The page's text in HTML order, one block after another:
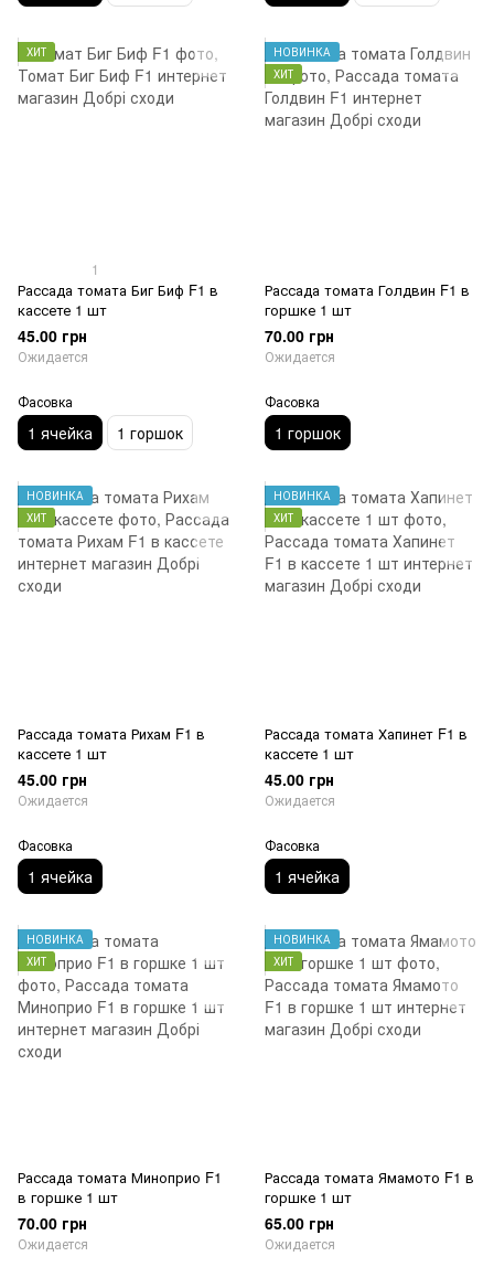
ХИТ
1
Рассада томата Биг Биф F1 в
кассете 1 шт
45.00 грн
Ожидается
Фасовка
1 ячейка 1 горшок
НОВИНКА
ХИТ
Рассада томата Голдвин F1 в
горшке 1 шт
70.00 грн
Ожидается
Фасовка
1 горшок
НОВИНКА
ХИТ
Рассада томата Рихам F1 в
кассете 1 шт
45.00 грн
Ожидается
Фасовка
1 ячейка
НОВИНКА
ХИТ
Рассада томата Хапинет F1 в
кассете 1 шт
45.00 грн
Ожидается
Фасовка
1 ячейка
НОВИНКА
ХИТ
Рассада томата Миноприо F1
в горшке 1 шт
70.00 грн
Ожидается
НОВИНКА
ХИТ
Рассада томата Ямамото F1 в
горшке 1 шт
65.00 грн
Ожидается